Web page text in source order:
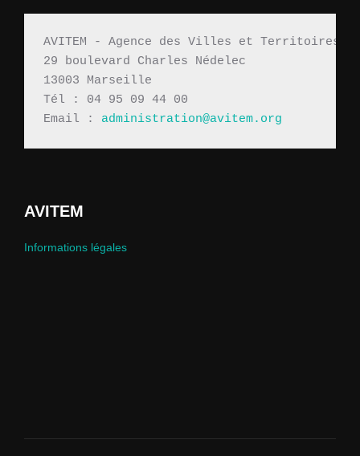
AVITEM - Agence des Villes et Territoires
29 boulevard Charles Nédelec
13003 Marseille
Tél : 04 95 09 44 00
Email : administration@avitem.org
AVITEM
Informations légales